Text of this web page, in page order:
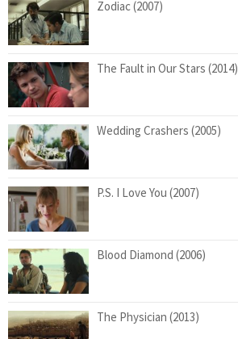
Zodiac (2007)
The Fault in Our Stars (2014)
Wedding Crashers (2005)
P.S. I Love You (2007)
Blood Diamond (2006)
The Physician (2013)